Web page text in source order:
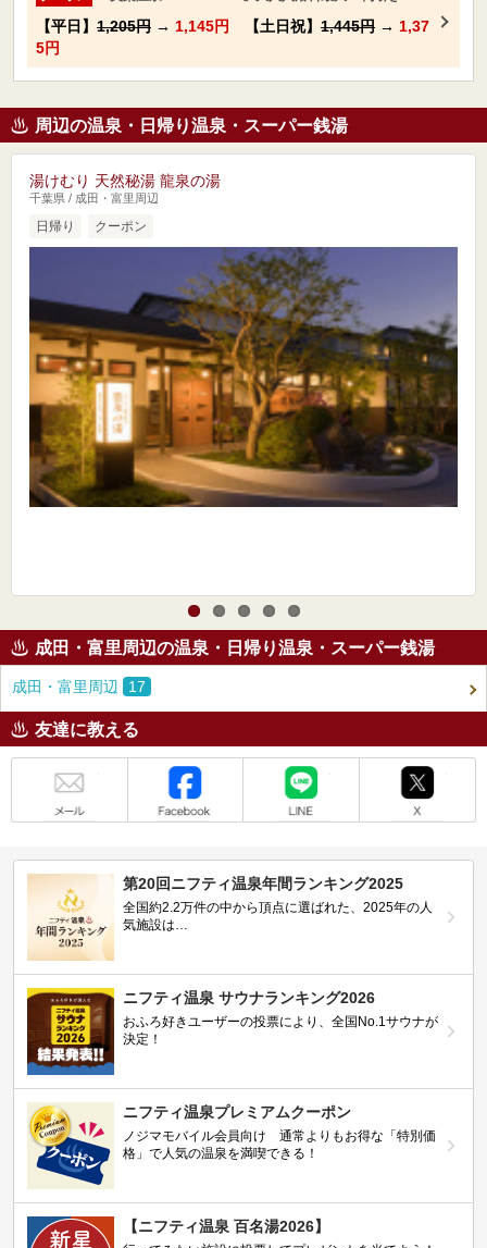
【平日】 1,205円 → 1,145円 【土日祝】 1,445円 → 1,37
5円
周辺の温泉・日帰り温泉・スーパー銭湯
湯けむり 天然秘湯 龍泉の湯
千葉県 / 成田・富里周辺
日帰り クーポン
成田・富里周辺の温泉・日帰り温泉・スーパー銭湯
成田・富里周辺 17
友達に教える
第20回ニフティ温泉年間ランキング2025
全国約2.2万件の中から頂点に選ばれた、2025年の人
気施設は…
ニフティ温泉 サウナランキング2026
おふろ好きユーザーの投票により、全国No.1サウナが
決定！
ニフティ温泉プレミアムクーポン
ノジマモバイル会員向け 通常よりもお得な「特別価
格」で人気の温泉を満喫できる！
【ニフティ温泉 百名湯2026】